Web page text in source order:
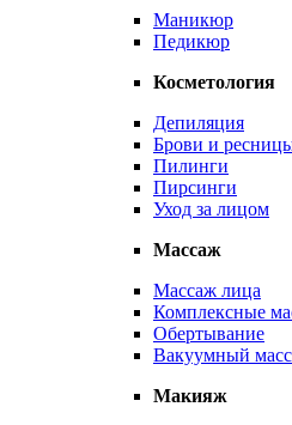
Маникюр
Педикюр
Косметология
Депиляция
Брови и
Пилинги
Пирсинги
Уход за лицом
Массаж
Массаж лица
Комплексные
Обертывание
Вакуумный
Макияж